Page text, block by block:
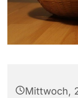
Mittwoch,